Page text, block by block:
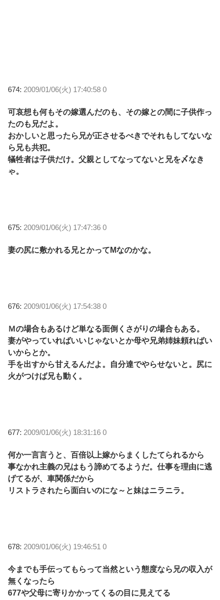
674: 2009/01/06(火) 17:40:58 0
可哀想も何もその嫁選んだのも、その嫁との間に子供作っ
たのも兄だよ。
おかしいと思ったら兄が正させるべきでそれもしてないな
ら兄も共犯。
犠牲者は子供だけ。父親としてなってないと兄を〆なき
ゃ。
675: 2009/01/06(火) 17:47:36 0
妻の尻に敷かれる兄とかってMなのかな。
676: 2009/01/06(火) 17:54:38 0
Ｍの場合もあるけど単なる面倒くさがりの場合もある。
妻がやっていればいいじゃないとか母や兄弟姉妹頼ればい
いからとか。
手を出すから甘えるんだよ。自分達でやらせないと。尻に
火がつけば兄も動く。
677: 2009/01/06(火) 18:31:16 0
何か一言言うと、百倍以上嫁からまくしたてられるから
事なかれ主義の兄はもう諦めてるようだ。仕事を理由に逃
げてるが、車関係だから
リストラされたら面白いのにな～と妹はニラニラ。
678: 2009/01/06(火) 19:46:51 0
今までも手伝ってもらって当然という態度なら兄の収入が
無くなったら
677や父母に寄りかかってくるの目に見えてる